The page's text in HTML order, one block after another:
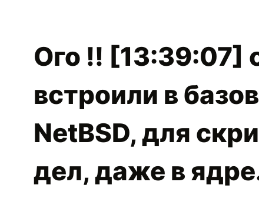
Ого !! [13:39:07]
встроили в
NetBSD, для
дел, даже в